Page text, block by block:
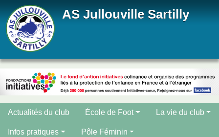
AS Jullouville Sartilly
Actualités du club École de Foot La vie du club
Infos pratiques Pôle Féminin
Panneau de gestion des cookies